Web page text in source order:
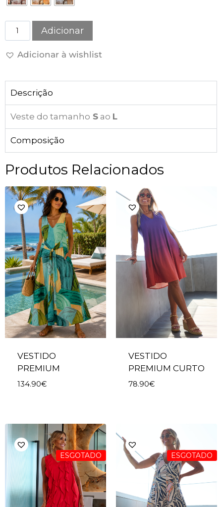
Adicionar
Adicionar à wishlist
Descrição
Veste do tamanho S ao L
Composição
Produtos Relacionados
VESTIDO
PREMIUM
134.90€
VESTIDO
PREMIUM CURTO
78.90€
ESGOTADO ESGOTADO